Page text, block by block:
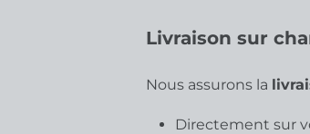
Livraison sur
Nous assurons la
Directement sur